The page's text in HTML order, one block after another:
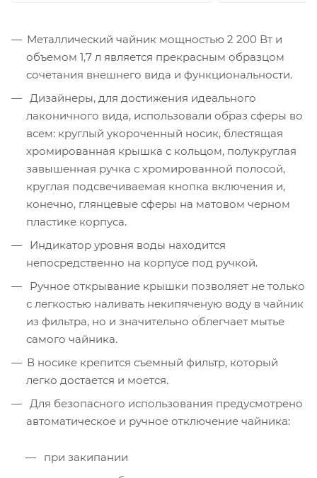
Металлический чайник мощностью 2 200 Вт и
объемом 1,7 л является прекрасным образцом
сочетания внешнего вида и функциональности.
Дизайнеры, для достижения идеального
лаконичного вида, использовали образ сферы во
всем: круглый укороченный носик, блестящая
хромированная крышка с кольцом, полукруглая
завышенная ручка с хромированной полосой,
круглая подсвечиваемая кнопка включения и,
конечно, глянцевые сферы на матовом черном
пластике корпуса.
Индикатор уровня воды находится
непосредственно на корпусе под ручкой.
Ручное открывание крышки позволяет не только
с легкостью наливать некипяченую воду в чайник
из фильтра, но и значительно облегчает мытье
самого чайника.
В носике крепится съемный фильтр, который
легко достается и моется.
Для безопасного использования предусмотрено
автоматическое и ручное отключение чайника:
при закипании